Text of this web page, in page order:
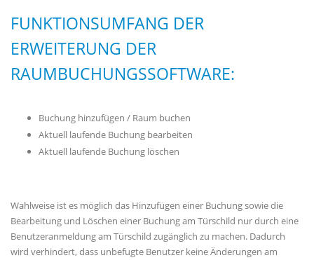
FUNKTIONSUMFANG DER
ERWEITERUNG DER
RAUMBUCHUNGSSOFTWARE:
Buchung hinzufügen / Raum buchen
Aktuell laufende Buchung bearbeiten
Aktuell laufende Buchung löschen
Wahlweise ist es möglich das Hinzufügen einer Buchung sowie die
Bearbeitung und Löschen einer Buchung am Türschild nur durch eine
Benutzeranmeldung am Türschild zugänglich zu machen. Dadurch
wird verhindert, dass unbefugte Benutzer keine Änderungen am